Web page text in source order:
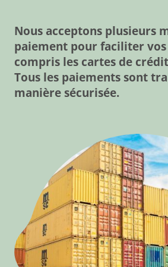
Nous acceptons plusieurs
paiement pour faciliter vos
compris les cartes de
Tous les paiements sont
manière sécurisée.